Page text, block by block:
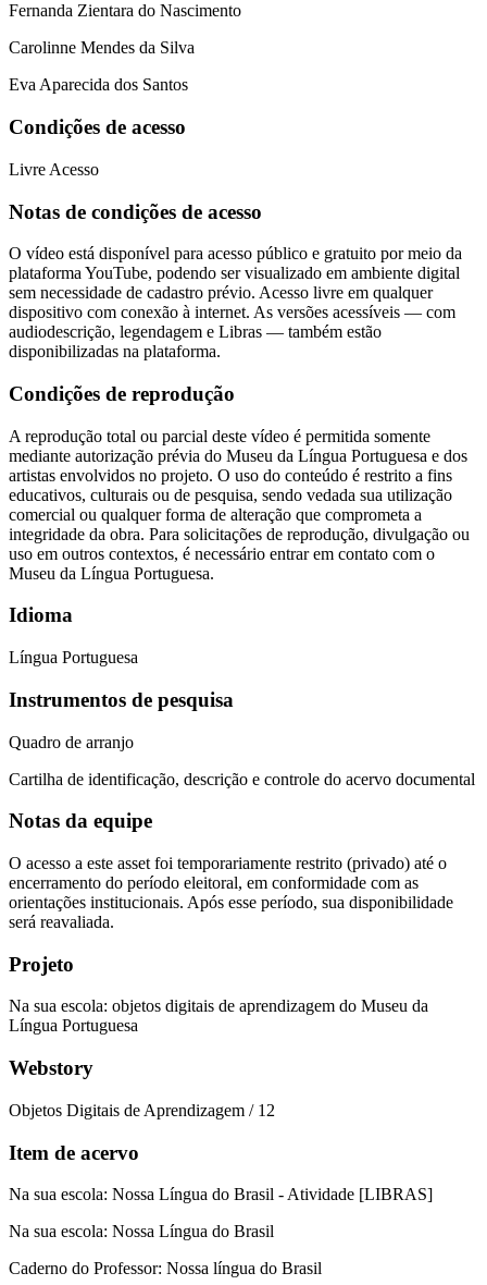
Fernanda Zientara do Nascimento
Carolinne Mendes da Silva
Eva Aparecida dos Santos
Condições de acesso
Livre Acesso
Notas de condições de acesso
O vídeo está disponível para acesso público e gratuito por meio da
plataforma YouTube, podendo ser visualizado em ambiente digital
sem necessidade de cadastro prévio. Acesso livre em qualquer
dispositivo com conexão à internet. As versões acessíveis — com
audiodescrição, legendagem e Libras — também estão
disponibilizadas na plataforma.
Condições de reprodução
A reprodução total ou parcial deste vídeo é permitida somente
mediante autorização prévia do Museu da Língua Portuguesa e dos
artistas envolvidos no projeto. O uso do conteúdo é restrito a fins
educativos, culturais ou de pesquisa, sendo vedada sua utilização
comercial ou qualquer forma de alteração que comprometa a
integridade da obra. Para solicitações de reprodução, divulgação ou
uso em outros contextos, é necessário entrar em contato com o
Museu da Língua Portuguesa.
Idioma
Língua Portuguesa
Instrumentos de pesquisa
Quadro de arranjo
Cartilha de identificação, descrição e controle do acervo documental
Notas da equipe
O acesso a este asset foi temporariamente restrito (privado) até o
encerramento do período eleitoral, em conformidade com as
orientações institucionais. Após esse período, sua disponibilidade
será reavaliada.
Projeto
Na sua escola: objetos digitais de aprendizagem do Museu da
Língua Portuguesa
Webstory
Objetos Digitais de Aprendizagem / 12
Item de acervo
Na sua escola: Nossa Língua do Brasil - Atividade [LIBRAS]
Na sua escola: Nossa Língua do Brasil
Caderno do Professor: Nossa língua do Brasil